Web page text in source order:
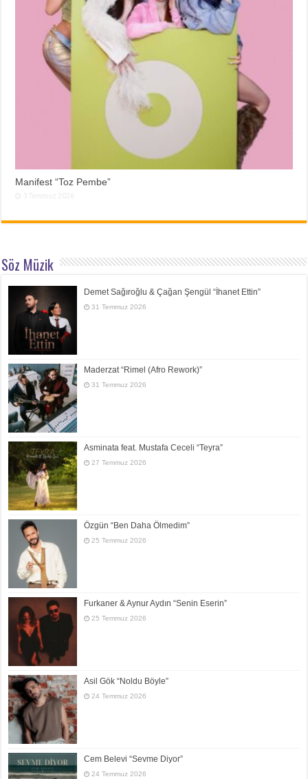
Manifest “Toz Pembe”
Söz Müzik
Demet Sağıroğlu & Çağan Şengül “İhanet Ettin”
31 Temmuz 2026
Maderzat “Rimel (Afro Rework)”
31 Temmuz 2026
Asminata feat. Mustafa Ceceli “Teyra”
27 Temmuz 2026
Özgün “Ben Daha Ölmedim”
25 Temmuz 2026
Furkaner & Aynur Aydın “Senin Eserin”
25 Temmuz 2026
Asil Gök “Noldu Böyle”
24 Temmuz 2026
Cem Belevi “Sevme Diyor”
24 Temmuz 2026